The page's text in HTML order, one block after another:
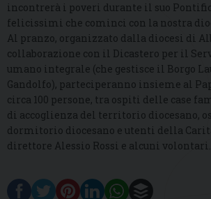
incontrerà i poveri durante il suo
felicissimi che cominci con la nostra
Al pranzo, organizzato dalla diocesi di
collaborazione con il Dicastero per il
umano integrale (che gestisce il Borgo
Gandolfo), parteciperanno insieme al
circa 100 persone, tra ospiti delle case
di accoglienza del territorio diocesano,
dormitorio diocesano e utenti della
direttore Alessio Rossi e alcuni volontari.